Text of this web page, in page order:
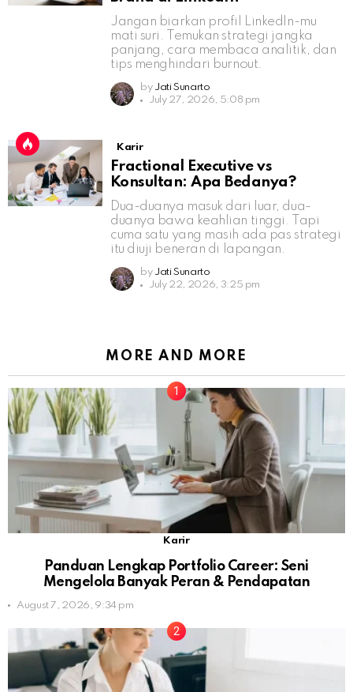
Jangan biarkan profil LinkedIn-mu
mati suri. Temukan strategi jangka
panjang, cara membaca analitik, dan
tips menghindari burnout.
by Jati Sunarto
July 27, 2026, 5:08 pm
Karir
Fractional Executive vs
Konsultan: Apa Bedanya?
Dua-duanya masuk dari luar, dua-
duanya bawa keahlian tinggi. Tapi
cuma satu yang masih ada pas strategi
itu diuji beneran di lapangan.
by Jati Sunarto
July 22, 2026, 3:25 pm
MORE AND MORE
Karir
Panduan Lengkap Portfolio Career: Seni
Mengelola Banyak Peran & Pendapatan
August 7, 2026, 9:34 pm